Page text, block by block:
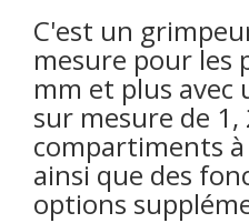
C'est un
mesure pour les
mm et plus
sur mesure de 1,
compartiments
ainsi que des
options